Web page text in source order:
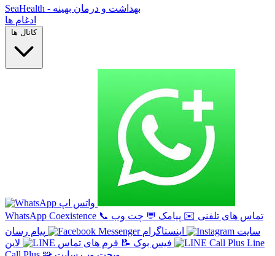
SeaHealth - بهداشت و درمان بهینه
ادغام ها
کانال ها
واتس اپ
WhatsApp Coexistence 📞 تماس های تلفنی ✉️ پیامک 💬 چت وب
سایت
اینستاگرام
پیام رسان
فیس بوک 📝 فرم های تماس لاین
Line